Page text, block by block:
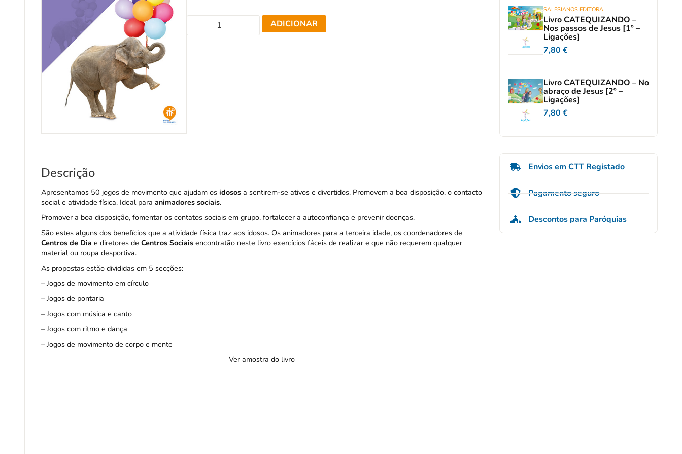
ADICIONAR
Descrição
Apresentamos 50 jogos de movimento que ajudam os idosos a sentirem-se ativos e divertidos. Promovem a boa disposição, o contacto
social e atividade física. Ideal para animadores sociais.
Promover a boa disposição, fomentar os contatos sociais em grupo, fortalecer a autoconfiança e prevenir doenças.
São estes alguns dos benefícios que a atividade física traz aos idosos. Os animadores para a terceira idade, os coordenadores de
Centros de Dia e diretores de Centros Sociais encontratão neste livro exercícios fáceis de realizar e que não requerem qualquer
material ou roupa desportiva.
As propostas estão divididas em 5 secções:
– Jogos de movimento em círculo
– Jogos de pontaria
– Jogos com música e canto
– Jogos com ritmo e dança
– Jogos de movimento de corpo e mente
Ver amostra do livro
SALESIANOS EDITORA
Livro CATEQUIZANDO –
Nos passos de Jesus [1º –
Ligações]
7,80 €
Livro CATEQUIZANDO – No
abraço de Jesus [2º –
Ligações]
7,80 €
Envios em CTT Registado
Pagamento seguro
Descontos para Paróquias